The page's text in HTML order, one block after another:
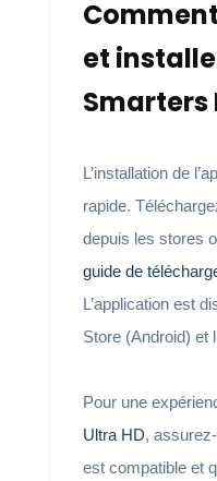
et
Smarters
L’installation de
rapide.
depuis les stores
guide de
L’application est
Store (Android) et
Pour une
Ultra HD,
est compatible et